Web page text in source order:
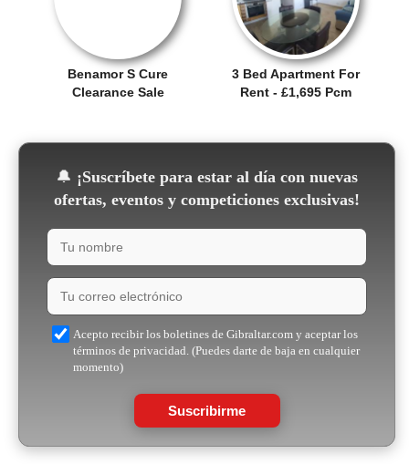
Benamor S Cure
Clearance Sale
3 Bed Apartment For
Rent - £1,695 Pcm
🔔 ¡Suscríbete para estar al día con nuevas
ofertas, eventos y competiciones exclusivas!
Acepto recibir los boletines de Gibraltar.com y aceptar los
términos de privacidad. (Puedes darte de baja en cualquier
momento)
Suscribirme